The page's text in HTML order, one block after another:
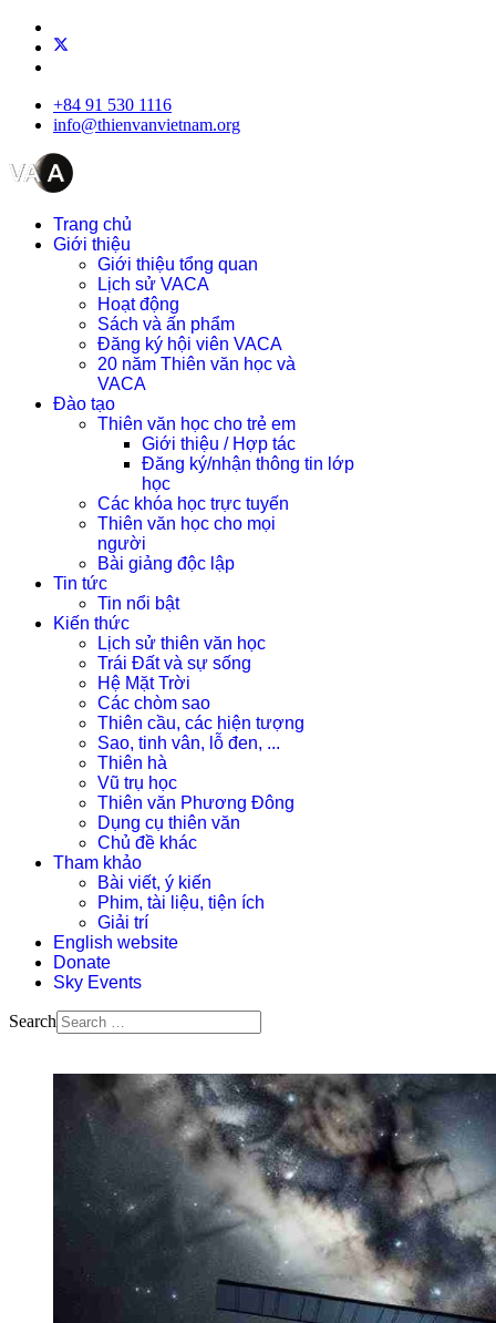
+84 91 530 1116
info@thienvanvietnam.org
Trang chủ
Giới thiệu
Giới thiệu tổng quan
Lịch sử VACA
Hoạt động
Sách và ấn phẩm
Đăng ký hội viên VACA
20 năm Thiên văn học và
VACA
Đào tạo
Thiên văn học cho trẻ em
Giới thiệu / Hợp tác
Đăng ký/nhận thông tin lớp
học
Các khóa học trực tuyến
Thiên văn học cho mọi
người
Bài giảng độc lập
Tin tức
Tin nổi bật
Kiến thức
Lịch sử thiên văn học
Trái Đất và sự sống
Hệ Mặt Trời
Các chòm sao
Thiên cầu, các hiện tượng
Sao, tinh vân, lỗ đen, ...
Thiên hà
Vũ trụ học
Thiên văn Phương Đông
Dụng cụ thiên văn
Chủ đề khác
Tham khảo
Bài viết, ý kiến
Phim, tài liệu, tiện ích
Giải trí
English website
Donate
Sky Events
Search